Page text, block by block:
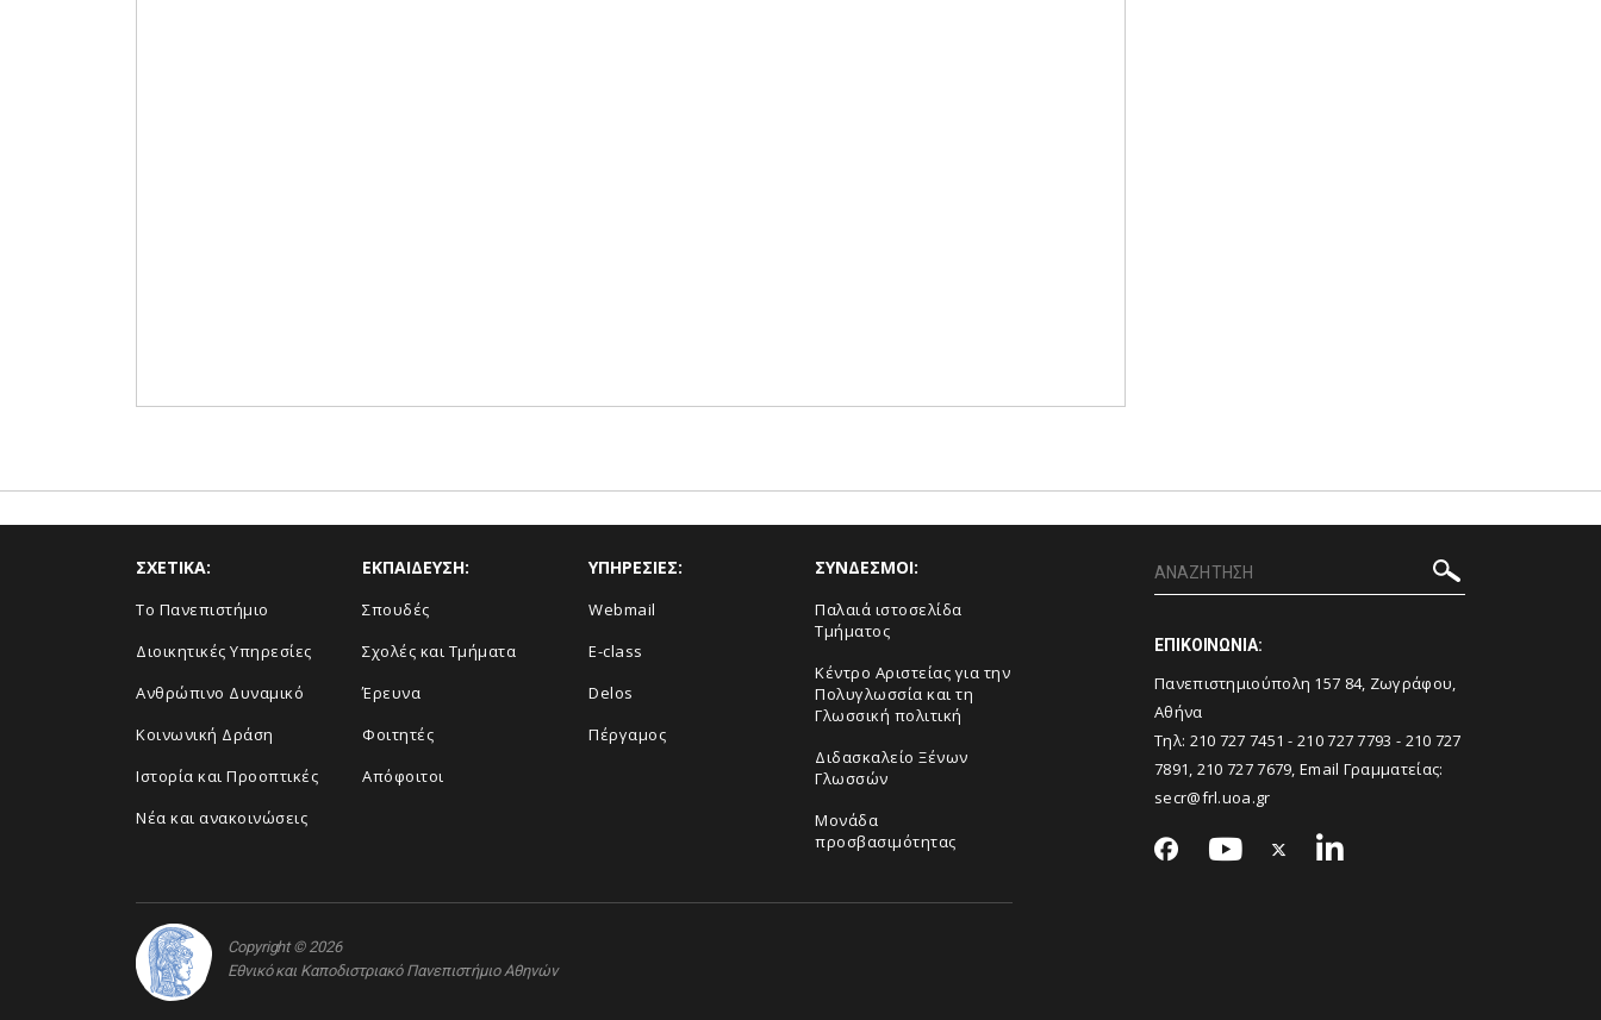
ΣΧΕΤΙΚΑ:
Το Πανεπιστήμιο
Διοικητικές Υπηρεσίες
Ανθρώπινο Δυναμικό
Κοινωνική Δράση
Ιστορία και Προοπτικές
Νέα και ανακοινώσεις
ΕΚΠΑΙΔΕΥΣΗ:
Σπουδές
Σχολές και Τμήματα
Έρευνα
Φοιτητές
Απόφοιτοι
ΥΠΗΡΕΣΙΕΣ:
Webmail
E-class
Delos
Πέργαμος
ΣΥΝΔΕΣΜΟΙ:
Παλαιά ιστοσελίδα
Τμήματος
Κέντρο Αριστείας για την
Πολυγλωσσία και τη
Γλωσσική πολιτική
Διδασκαλείο Ξένων
Γλωσσών
Μονάδα
προσβασιμότητας
ΕΠΙΚΟΙΝΩΝΙΑ:
Πανεπιστημιούπολη 157 84, Ζωγράφου,
Αθήνα
Τηλ: 210 727 7451 - 210 727 7793 - 210 727
7891, 210 727 7679, Email Γραμματείας:
secr@frl.uoa.gr
Copyright © 2026
Εθνικό και Καποδιστριακό Πανεπιστήμιο Αθηνών